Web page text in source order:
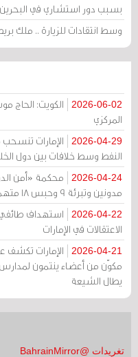
بسبب دور استشاري في البحرين
وسط انتقادات للزيارة .. ملك
2026-06-02
الكويت: الحاج
المركزي
2026-04-29
الإمارات
النفط وسط خلافات بين دول
2026-04-24
مدونين وتبرئة 9 وحبس 18 متهماً بالتعاطف مع إيران
2026-04-22
استهداف طائفي
الاعتقالات في الإمارات
2026-04-21
الإمارات تكشف
مكوّن من أعضاء ينتمون
يطال الشيعة
تغريدات @BahrainMirror